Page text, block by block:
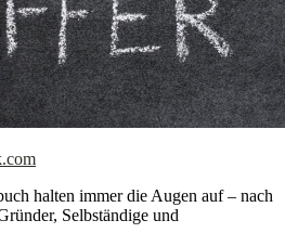
halten immer die Augen auf – nach
Selbständige und